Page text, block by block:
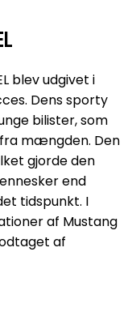
blev udgivet i
Dens sporty
bilister, som
fra mængden. Den
gjorde den
end
tidspunkt. I
af Mustang
af